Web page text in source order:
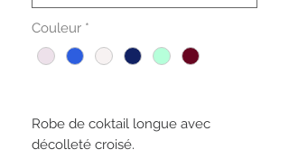
Couleur *
Robe de coktail longue avec
décolleté croisé.